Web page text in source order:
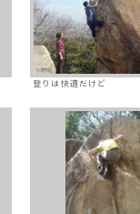
登りは快適だけど